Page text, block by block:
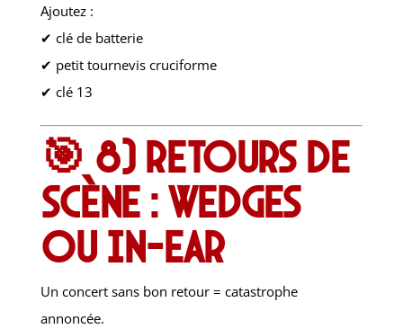
Ajoutez :
✔ clé de batterie
✔ petit tournevis cruciforme
✔ clé 13
🎯 8) Retours de
scène : wedges
ou In-Ear
Un concert sans bon retour = catastrophe
annoncée.